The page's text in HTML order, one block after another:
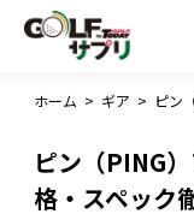
ホーム > ギア >
ピン（PING
格・スペック